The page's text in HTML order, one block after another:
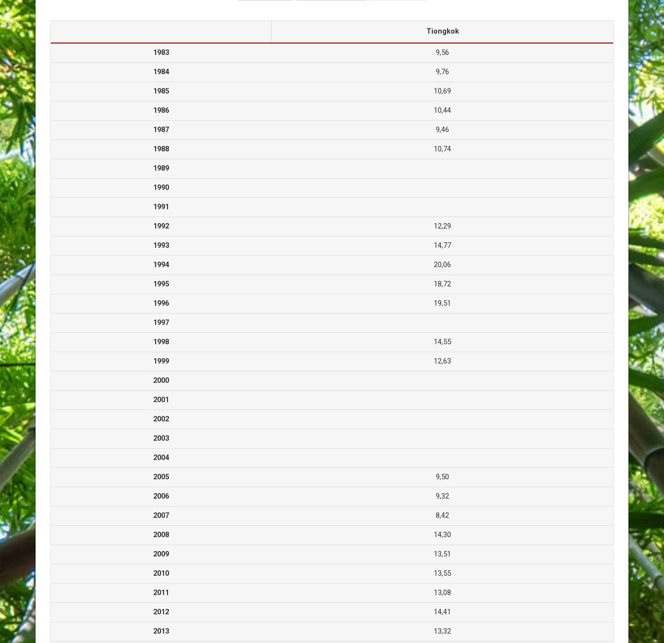
Tiongkok
1983 9,56
1984 9,76
1985 10,69
1986 10,44
1987 9,46
1988 10,74
1989
1990
1991
1992 12,29
1993 14,77
1994 20,06
1995 18,72
1996 19,51
1997
1998 14,55
1999 12,63
2000
2001
2002
2003
2004
2005 9,50
2006 9,32
2007 8,42
2008 14,30
2009 13,51
2010 13,55
2011 13,08
2012 14,41
2013 13,32